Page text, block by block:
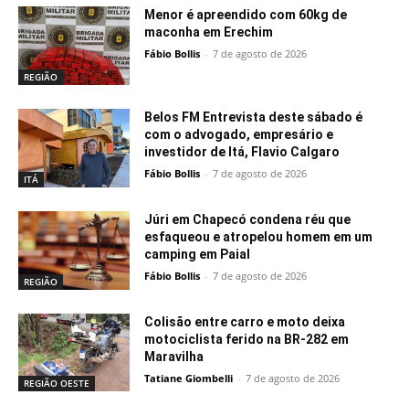
REGIÃO
Menor é apreendido com 60kg de
maconha em Erechim
Fábio Bollis - 7 de agosto de 2026
ITÁ
Belos FM Entrevista deste sábado é
com o advogado, empresário e
investidor de Itá, Flavio Calgaro
Fábio Bollis - 7 de agosto de 2026
REGIÃO
Júri em Chapecó condena réu que
esfaqueou e atropelou homem em um
camping em Paial
Fábio Bollis - 7 de agosto de 2026
REGIÃO OESTE
Colisão entre carro e moto deixa
motociclista ferido na BR-282 em
Maravilha
Tatiane Giombelli - 7 de agosto de 2026